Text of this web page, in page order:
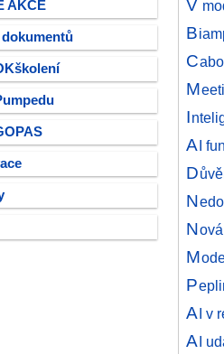
AKCE
dokumentů
V
B
C
M
I
AI
D
N
N
M
P
AI v
AI